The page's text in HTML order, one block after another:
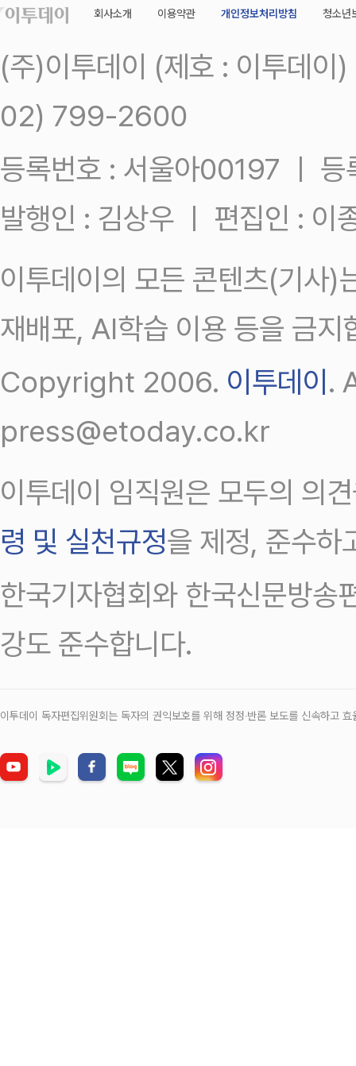
회사소개 이용약관 개인정보처리방침 청소년
(주)이투데이 (제호 : 이투데
02) 799-2600
등록번호 : 서울아00197 ㅣ
발행인 : 김상우 ㅣ 편집인 : 이
이투데이의 모든 콘텐츠(기사)
재배포, AI학습 이용 등을 금지
Copyright 2006. 이투데이.
press@etoday.co.kr
이투데이 임직원은 모두의 의
령 및 실천규정을 제정, 준수하
한국기자협회와 한국신문방송
강도 준수합니다.
이투데이 독자편집위원회는 독자의 권익보호를 위해 정정‧반론 보도를 신속하고